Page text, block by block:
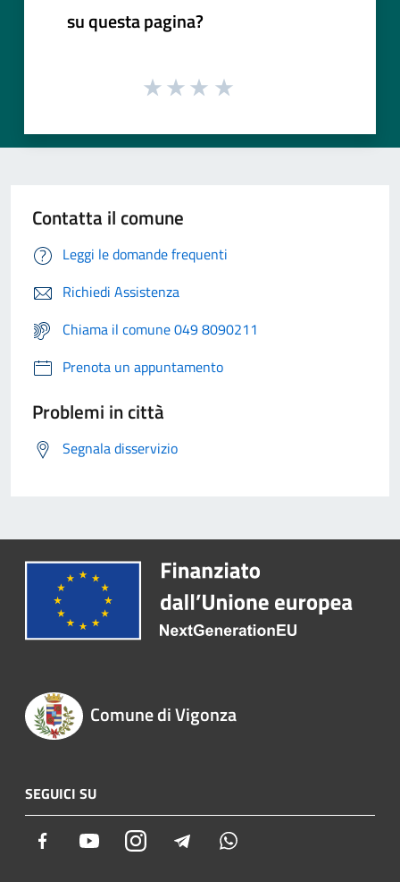
su questa pagina?
Contatta il comune
Leggi le domande frequenti
Richiedi Assistenza
Chiama il comune 049 8090211
Prenota un appuntamento
Problemi in città
Segnala disservizio
Comune di Vigonza
SEGUICI SU
Facebook YoutubeInstagram Telegram